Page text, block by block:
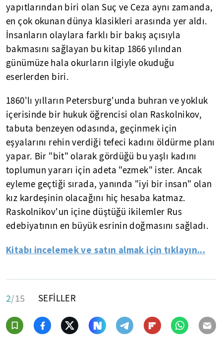
yapıtlarından biri olan Suç ve Ceza aynı zamanda,
en çok okunan dünya klasikleri arasında yer aldı.
İnsanların olaylara farklı bir bakış açısıyla
bakmasını sağlayan bu kitap 1866 yılından
günümüze hala okurların ilgiyle okuduğu
eserlerden biri.
1860'lı yılların Petersburg'unda buhran ve yokluk
içerisinde bir hukuk öğrencisi olan Raskolnikov,
tabuta benzeyen odasında, geçinmek için
eşyalarını rehin verdiği tefeci kadını öldürme planı
yapar. Bir "bit" olarak gördüğü bu yaşlı kadını
toplumun yararı için adeta "ezmek" ister. Ancak
eyleme geçtiği sırada, yanında "iyi bir insan" olan
kız kardeşinin olacağını hiç hesaba katmaz.
Raskolnikov'un içine düştüğü ikilemler Rus
edebiyatının en büyük esrinin doğmasını sağladı.
Kitabı incelemek ve satın almak için tıklayın...
2/15 SEFİLLER